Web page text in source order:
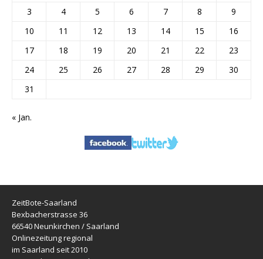
3
4 5 6 7 8
9
10
11 12 13 14 15
16
17
18 19 20 21 22
23
24
25 26 27 28 29
30
31
« Jan.
ZeitBote-Saarland
Bexbacherstrasse 36
66540 Neunkirchen / Saarland
Onlinezeitung regional
im Saarland seit 2010